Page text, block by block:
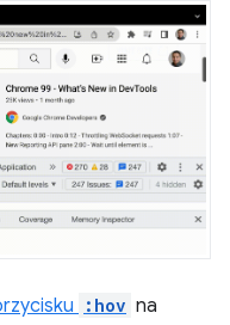
:hov na